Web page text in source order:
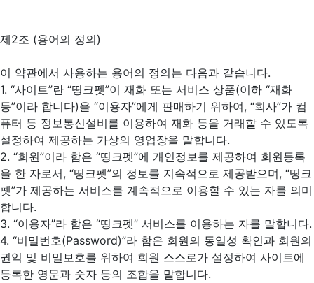
제2조 (용어의 정의)
이 약관에서 사용하는 용어의 정의는 다음과 같습니다.
1. “사이트”란 “띵크펫”이 재화 또는 서비스 상품(이하 “재화
등”이라 합니다)을 “이용자”에게 판매하기 위하여, “회사”가 컴
퓨터 등 정보통신설비를 이용하여 재화 등을 거래할 수 있도록
설정하여 제공하는 가상의 영업장을 말합니다.
2. “회원”이라 함은 “띵크펫”에 개인정보를 제공하여 회원등록
을 한 자로서, “띵크펫”의 정보를 지속적으로 제공받으며, “띵크
펫”가 제공하는 서비스를 계속적으로 이용할 수 있는 자를 의미
합니다.
3. “이용자”라 함은 “띵크펫” 서비스를 이용하는 자를 말합니다.
4. “비밀번호(Password)”라 함은 회원의 동일성 확인과 회원의
권익 및 비밀보호를 위하여 회원 스스로가 설정하여 사이트에
등록한 영문과 숫자 등의 조합을 말합니다.